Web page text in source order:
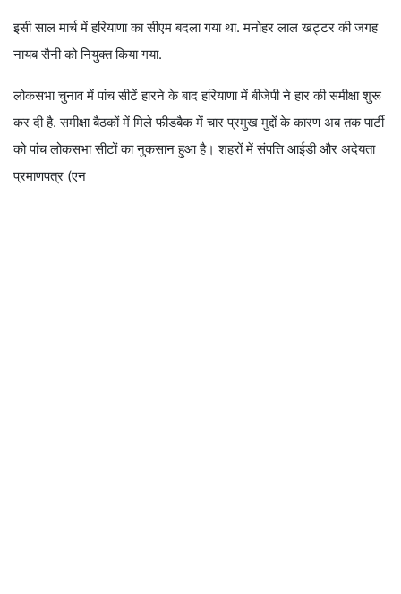
इसी साल मार्च में हरियाणा का सीएम बदला गया था. मनोहर लाल खट्टर की जगह
नायब सैनी को नियुक्त किया गया.
लोकसभा चुनाव में पांच सीटें हारने के बाद हरियाणा में बीजेपी ने हार की समीक्षा शुरू
कर दी है. समीक्षा बैठकों में मिले फीडबैक में चार प्रमुख मुद्दों के कारण अब तक पार्टी
को पांच लोकसभा सीटों का नुकसान हुआ है। शहरों में संपत्ति आईडी और अदेयता
प्रमाणपत्र (एन